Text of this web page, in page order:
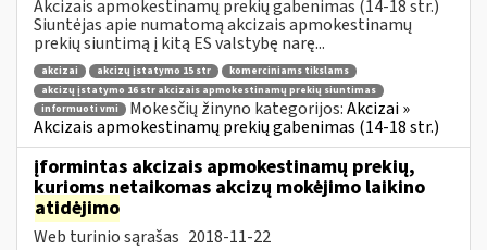
Akcizais apmokestinamų prekių gabenimas (14-18 str.)
Siuntėjas apie numatomą akcizais apmokestinamų
prekių siuntimą į kitą ES valstybę narę...
akcizai akcizų įstatymo 15 str
komerciniams tikslams
akcizų įstatymo 16 str akcizais apmokestinamų prekių siuntimas
informuoti vmi
Mokesčių žinyno kategorijos:Akcizai »
Akcizais apmokestinamų prekių gabenimas (14-18 str.)
įformintas akcizais apmokestinamų prekių,
kurioms netaikomas akcizų mokėjimo laikino
atidėjimo
Web turinio sąrašas 2018-11-22